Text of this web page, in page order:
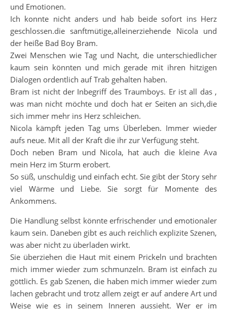
und Emotionen.
Ich konnte nicht anders und hab beide sofort ins Herz
geschlossen.die sanftmütige,alleinerziehende Nicola und
der heiße Bad Boy Bram.
Zwei Menschen wie Tag und Nacht, die unterschiedlicher
kaum sein könnten und mich gerade mit ihren hitzigen
Dialogen ordentlich auf Trab gehalten haben.
Bram ist nicht der Inbegriff des Traumboys. Er ist all das ,
was man nicht möchte und doch hat er Seiten an sich,die
sich immer mehr ins Herz schleichen.
Nicola kämpft jeden Tag ums Überleben. Immer wieder
aufs neue. Mit all der Kraft die ihr zur Verfügung steht.
Doch neben Bram und Nicola, hat auch die kleine Ava
mein Herz im Sturm erobert.
So süß, unschuldig und einfach echt. Sie gibt der Story sehr
viel Wärme und Liebe. Sie sorgt für Momente des
Ankommens.
Die Handlung selbst könnte erfrischender und emotionaler
kaum sein. Daneben gibt es auch reichlich explizite Szenen,
was aber nicht zu überladen wirkt.
Sie überziehen die Haut mit einem Prickeln und brachten
mich immer wieder zum schmunzeln. Bram ist einfach zu
göttlich. Es gab Szenen, die haben mich immer wieder zum
lachen gebracht und trotz allem zeigt er auf andere Art und
Weise wie es in seinem Inneren aussieht. Wer er im